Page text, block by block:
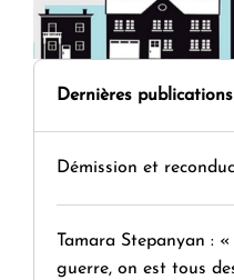
Dernières publications
Démission et
Tamara Stepanyan :
guerre, on est tous